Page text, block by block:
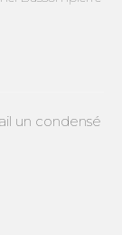
un condensé